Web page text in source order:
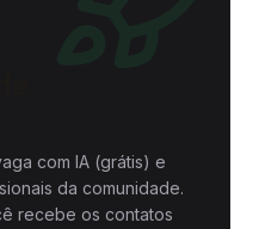
com IA (grátis) e
da comunidade.
recebe os contatos